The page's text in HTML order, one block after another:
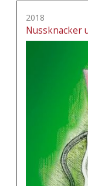
2018
Nussknacker